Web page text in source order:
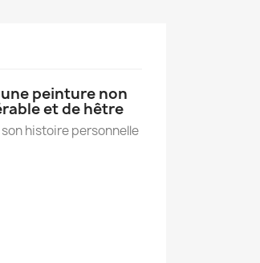
peinture non
et de hêtre
histoire personnelle